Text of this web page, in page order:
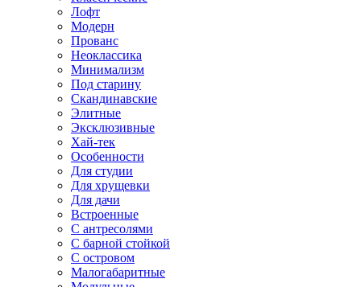
Лофт
Модерн
Прованс
Неоклассика
Минимализм
Под старину
Скандинавские
Элитные
Эксклюзивные
Хай-тек
Особенности
Для студии
Для хрущевки
Для дачи
Встроенные
С антресолями
С барной стойкой
С островом
Малогабаритные